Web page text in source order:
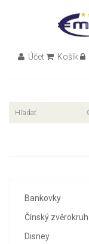
Účet Košík
Bankovky
Čínský zvěrokruh
Disney